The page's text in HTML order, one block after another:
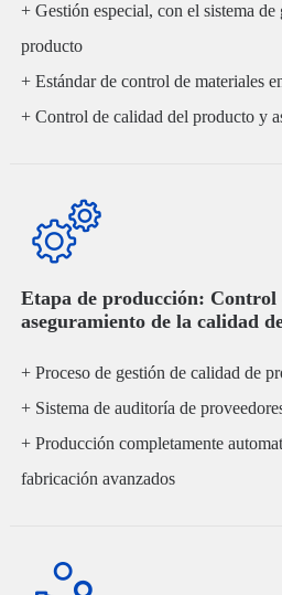
+ Gestión especial, con el sistema
producto
+ Estándar de control de materiales
+ Control de calidad del producto y
confiabilidad
Etapa de producción: Control
aseguramiento de la calidad
+ Proceso de gestión de calidad de
+ Sistema de auditoría de
+ Producción completamente
fabricación avanzados